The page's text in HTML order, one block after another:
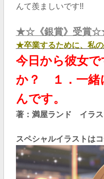
んて羨ましいです!!
★☆《銀賞》受賞
★卒業するために、私
今日から彼女
か？ １．一緒
んです。
著：満屋ランド イラ
スペシャルイラストはコ